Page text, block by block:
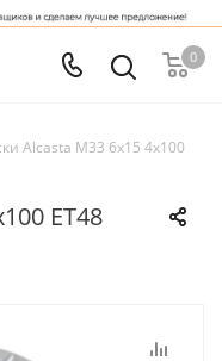
0
Alcasta M33 6x15 4x100
ET48